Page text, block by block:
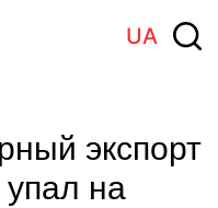
UA
экспорт
на